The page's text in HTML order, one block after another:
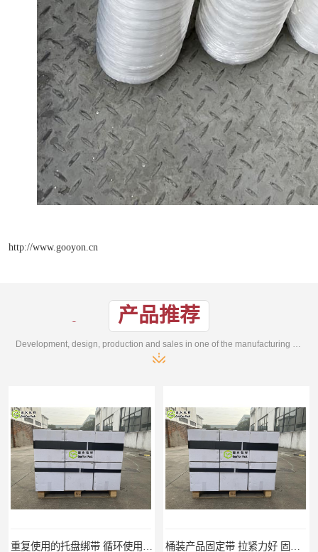
http://www.gooyon.cn
产品推荐
Development, design, production and sales in one of the manufacturing enterprises